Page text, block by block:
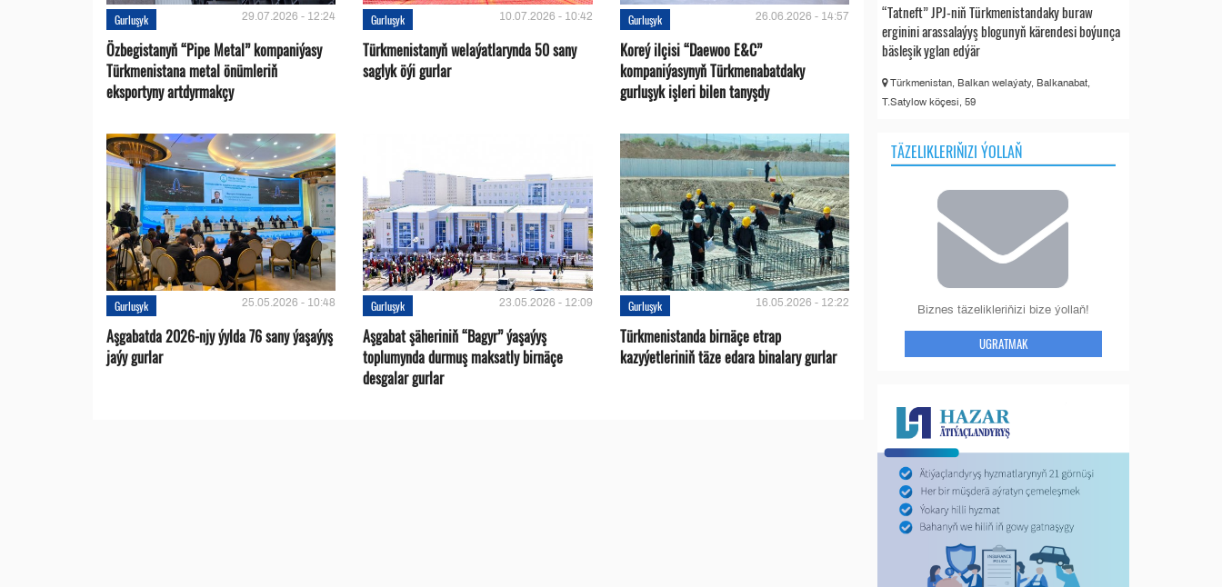
Gurluşyk 29.07.2026 - 12:24
Özbegistanyň “Pipe Metal” kompaniýasy
Türkmenistana metal önümleriň
eksportyny artdyrmakçy
Gurluşyk 10.07.2026 - 10:42
Türkmenistanyň welaýatlarynda 50 sany
saglyk öýi gurlar
Gurluşyk 26.06.2026 - 14:57
Koreý ilçisi “Daewoo E&C”
kompaniýasynyň Türkmenabatdaky
gurluşyk işleri bilen tanyşdy
Gurluşyk 25.05.2026 - 10:48
Aşgabatda 2026-njy ýylda 76 sany ýaşaýyş
jaýy gurlar
Gurluşyk 23.05.2026 - 12:09
Aşgabat şäheriniň “Bagyr” ýaşaýyş
toplumynda durmuş maksatly birnäçe
desgalar gurlar
Gurluşyk 16.05.2026 - 12:22
Türkmenistanda birnäçe etrap
kazyýetleriniň täze edara binalary gurlar
“Tatneft” JPJ-niň Türkmenistandaky buraw
erginini arassalaýyş blogunyň kärendesi boýunça
bäsleşik yglan edýär
Türkmenistan, Balkan welaýaty, Balkanabat,
T.Satylow köçesi, 59
TÄZELIKLERIŇIZI ÝOLLAŇ
Biznes täzelikleriňizi bize ýollaň!
UGRATMAK